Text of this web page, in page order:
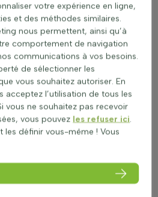
un engrais équilibré au début du
soutenir la production de fruits.
du fabricant pour la quantité.
les plantes fruitières du
ou une couverture spéciale
fruitières peuvent être
ans pour encourager une nouvelle
les plantes fruitières au
à l'automne. Assurer un bon
pour aider à
acheter des plantes fruitières, il est
votre expérience en ligne,
et des méthodes similaires.
nous permettent, ainsi qu’à
comportement de navigation
communications à vos besoins.
de sélectionner les
vous souhaitez autoriser. En
acceptez l’utilisation de tous les
vous ne souhaitez pas recevoir
vous pouvez les refuser ici.
les définir vous-même ! Vous